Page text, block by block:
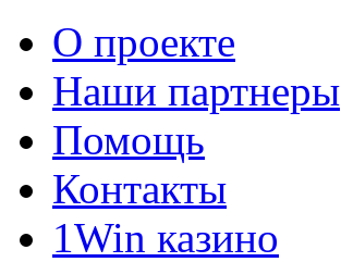
О проекте
Наши партнеры
Помощь
Контакты
1Win казино